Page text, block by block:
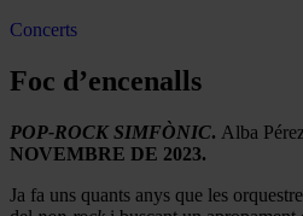
Concerts
Foc d’encenalls
POP-ROCK SIMFÒNIC. Alba
NOVEMBRE DE 2023.
Ja fa uns quants anys que les